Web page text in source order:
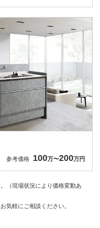
参考価格 100万〜200万円
（現場状況により価格変動あ
気軽にご相談ください。